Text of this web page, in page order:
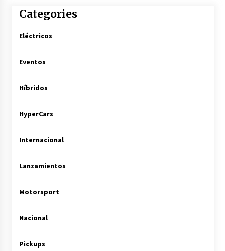
Categories
Eléctricos
Eventos
Híbridos
HyperCars
Internacional
Lanzamientos
Motorsport
Nacional
Pickups